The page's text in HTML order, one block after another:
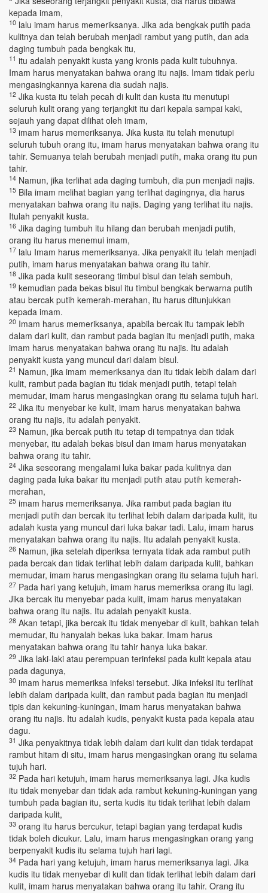
kepada imam,
10 lalu imam harus memeriksanya. Jika ada bengkak putih pada
kulitnya dan telah berubah menjadi rambut yang putih, dan ada
daging tumbuh pada bengkak itu,
11 itu adalah penyakit kusta yang kronis pada kulit tubuhnya.
Imam harus menyatakan bahwa orang itu najis. Imam tidak perlu
mengasingkannya karena dia sudah najis.
12 Jika kusta itu telah pecah di kulit dan kusta itu menutupi
seluruh kulit orang yang terjangkit itu dari kepala sampai kaki,
sejauh yang dapat dilihat oleh imam,
13 imam harus memeriksanya. Jika kusta itu telah menutupi
seluruh tubuh orang itu, imam harus menyatakan bahwa orang itu
tahir. Semuanya telah berubah menjadi putih, maka orang itu pun
tahir.
14 Namun, jika terlihat ada daging tumbuh, dia pun menjadi najis.
15 Bila imam melihat bagian yang terlihat dagingnya, dia harus
menyatakan bahwa orang itu najis. Daging yang terlihat itu najis.
Itulah penyakit kusta.
16 Jika daging tumbuh itu hilang dan berubah menjadi putih,
orang itu harus menemui imam,
17 lalu Imam harus memeriksanya. Jika penyakit itu telah menjadi
putih, imam harus menyatakan bahwa orang itu tahir.
18 Jika pada kulit seseorang timbul bisul dan telah sembuh,
19 kemudian pada bekas bisul itu timbul bengkak berwarna putih
atau bercak putih kemerah-merahan, itu harus ditunjukkan
kepada imam.
20 Imam harus memeriksanya, apabila bercak itu tampak lebih
dalam dari kulit, dan rambut pada bagian itu menjadi putih, maka
imam harus menyatakan bahwa orang itu najis. Itu adalah
penyakit kusta yang muncul dari dalam bisul.
21 Namun, jika imam memeriksanya dan itu tidak lebih dalam dari
kulit, rambut pada bagian itu tidak menjadi putih, tetapi telah
memudar, imam harus mengasingkan orang itu selama tujuh hari.
22 Jika itu menyebar ke kulit, imam harus menyatakan bahwa
orang itu najis, itu adalah penyakit.
23 Namun, jika bercak putih itu tetap di tempatnya dan tidak
menyebar, itu adalah bekas bisul dan imam harus menyatakan
bahwa orang itu tahir.
24 Jika seseorang mengalami luka bakar pada kulitnya dan
daging pada luka bakar itu menjadi putih atau putih kemerah-
merahan,
25 imam harus memeriksanya. Jika rambut pada bagian itu
menjadi putih dan bercak itu terlihat lebih dalam daripada kulit, itu
adalah kusta yang muncul dari luka bakar tadi. Lalu, imam harus
menyatakan bahwa orang itu najis. Itu adalah penyakit kusta.
26 Namun, jika setelah diperiksa ternyata tidak ada rambut putih
pada bercak dan tidak terlihat lebih dalam daripada kulit, bahkan
memudar, imam harus mengasingkan orang itu selama tujuh hari.
27 Pada hari yang ketujuh, imam harus memeriksa orang itu lagi.
Jika bercak itu menyebar pada kulit, imam harus menyatakan
bahwa orang itu najis. Itu adalah penyakit kusta.
28 Akan tetapi, jika bercak itu tidak menyebar di kulit, bahkan telah
memudar, itu hanyalah bekas luka bakar. Imam harus
menyatakan bahwa orang itu tahir hanya luka bakar.
29 Jika laki-laki atau perempuan terinfeksi pada kulit kepala atau
pada dagunya,
30 imam harus memeriksa infeksi tersebut. Jika infeksi itu terlihat
lebih dalam daripada kulit, dan rambut pada bagian itu menjadi
tipis dan kekuning-kuningan, imam harus menyatakan bahwa
orang itu najis. Itu adalah kudis, penyakit kusta pada kepala atau
dagu.
31 Jika penyakitnya tidak lebih dalam dari kulit dan tidak terdapat
rambut hitam di situ, imam harus mengasingkan orang itu selama
tujuh hari.
32 Pada hari ketujuh, imam harus memeriksanya lagi. Jika kudis
itu tidak menyebar dan tidak ada rambut kekuning-kuningan yang
tumbuh pada bagian itu, serta kudis itu tidak terlihat lebih dalam
daripada kulit,
33 orang itu harus bercukur, tetapi bagian yang terdapat kudis
tidak boleh dicukur. Lalu, imam harus mengasingkan orang yang
berpenyakit kudis itu selama tujuh hari lagi.
34 Pada hari yang ketujuh, imam harus memeriksanya lagi. Jika
kudis itu tidak menyebar di kulit dan tidak terlihat lebih dalam dari
kulit, imam harus menyatakan bahwa orang itu tahir. Orang itu